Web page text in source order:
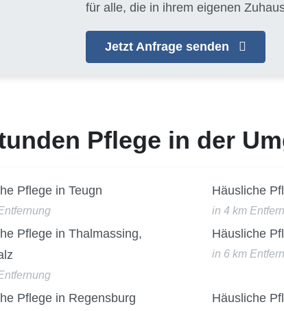
für alle, die in ihrem eigenen
Jetzt Anfrage senden
Pflege in der
Pflege in Teugn Häusliche
in 4 km
Pflege in Thalmassing,
Häusliche
in 6 km
Pflege in Regensburg
Häusliche